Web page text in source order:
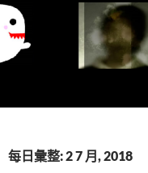
要
每日彙整: 2 7 月, 2018